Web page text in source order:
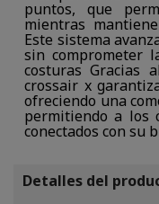
puntos, que
mientras
Este sistema
sin comprometer
costuras Gracias
crossair x
ofreciendo una
permitiendo a los
conectados con su
Detalles del